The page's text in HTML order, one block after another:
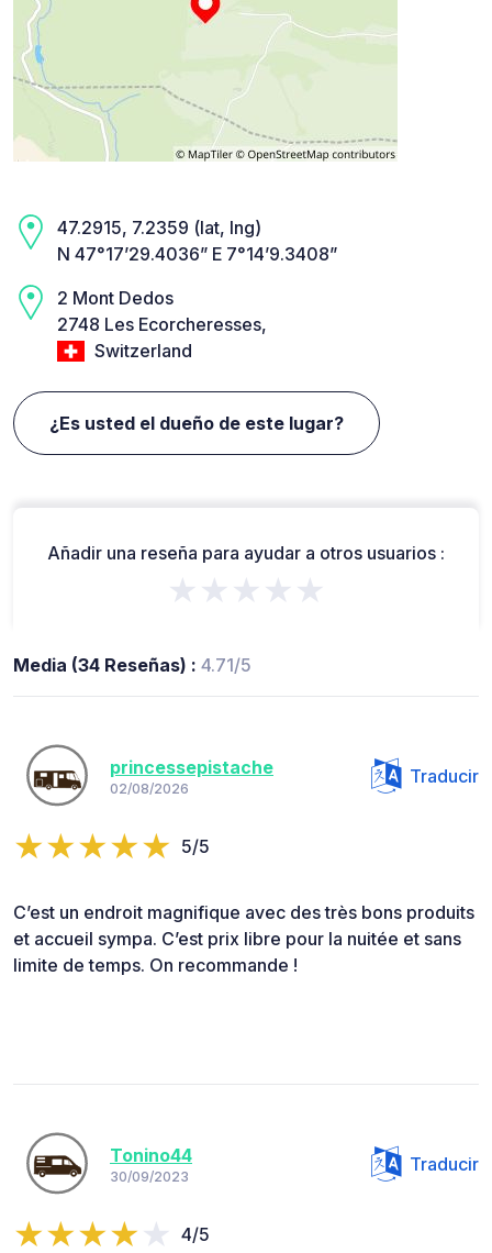
47.2915, 7.2359 (lat, lng)
N 47°17’29.4036” E 7°14’9.3408”
2 Mont Dedos
2748 Les Ecorcheresses,
Switzerland
¿Es usted el dueño de este lugar?
Añadir una reseña para ayudar a otros usuarios :
★★★★★
Media (34 Reseñas) : 4.71/5
princessepistache
02/08/2026
Traducir
5/5
C’est un endroit magnifique avec des très bons produits
et accueil sympa. C’est prix libre pour la nuitée et sans
limite de temps. On recommande !
Tonino44
30/09/2023
Traducir
4/5